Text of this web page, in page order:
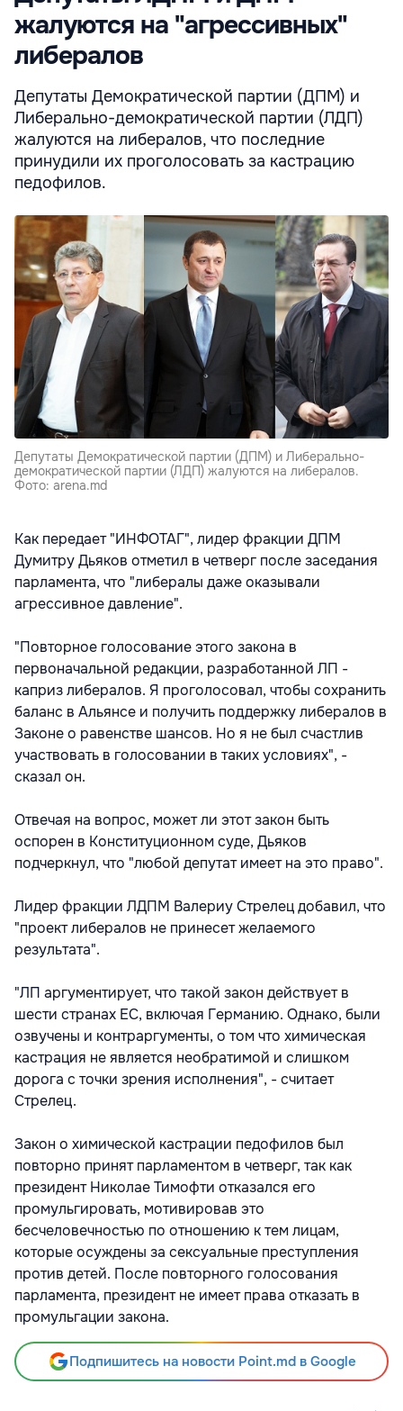
жалуются на "агрессивных"
либералов
Депутаты Демократической партии (ДПМ) и
Либерально-демократической партии (ЛДП)
жалуются на либералов, что последние
принудили их проголосовать за кастрацию
педофилов.
Депутаты Демократической партии (ДПМ) и Либерально-
демократической партии (ЛДП) жалуются на либералов.
Фото: arena.md
Как передает "ИНФОТАГ", лидер фракции ДПМ
Думитру Дьяков отметил в четверг после заседания
парламента, что "либералы даже оказывали
агрессивное давление".
"Повторное голосование этого закона в
первоначальной редакции, разработанной ЛП -
каприз либералов. Я проголосовал, чтобы сохранить
баланс в Альянсе и получить поддержку либералов в
Законе о равенстве шансов. Но я не был счастлив
участвовать в голосовании в таких условиях", -
сказал он.
Отвечая на вопрос, может ли этот закон быть
оспорен в Конституционном суде, Дьяков
подчеркнул, что "любой депутат имеет на это право".
Лидер фракции ЛДПМ Валериу Стрелец добавил, что
"проект либералов не принесет желаемого
результата".
"ЛП аргументирует, что такой закон действует в
шести странах ЕС, включая Германию. Однако, были
озвучены и контраргументы, о том что химическая
кастрация не является необратимой и слишком
дорога с точки зрения исполнения", - считает
Стрелец.
Закон о химической кастрации педофилов был
повторно принят парламентом в четверг, так как
президент Николае Тимофти отказался его
промульгировать, мотивировав это
бесчеловечностью по отношению к тем лицам,
которые осуждены за сексуальные преступления
против детей. После повторного голосования
парламента, президент не имеет права отказать в
промульгации закона.
Подпишитесь на новости Point.md в Google